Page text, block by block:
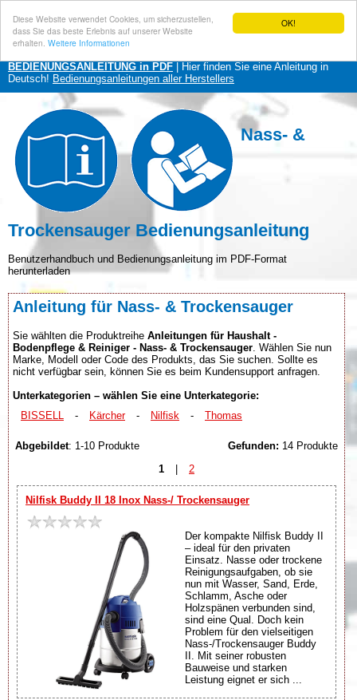
OK!
Diese Website verwendet Cookies, um sicherzustellen,
dass Sie das beste Erlebnis auf unserer Website
erhalten. Weitere Informationen
BEDIENUNGSANLEITUNG in PDF | Hier finden Sie eine Anleitung in
Deutsch! Bedienungsanleitungen aller Herstellers
Nass- &
Trockensauger Bedienungsanleitung
Benutzerhandbuch und Bedienungsanleitung im PDF-Format
herunterladen
Anleitung für Nass- & Trockensauger
Sie wählten die Produktreihe Anleitungen für Haushalt -
Bodenpflege & Reiniger - Nass- & Trockensauger . Wählen Sie nun
Marke, Modell oder Code des Produkts, das Sie suchen. Sollte es
nicht verfügbar sein, können Sie es beim Kundensupport anfragen.
Unterkategorien – wählen Sie eine Unterkategorie:
BISSELL
- Kärcher - Nilfisk - Thomas
Abgebildet: 1-10 Produkte Gefunden: 14 Produkte
1
| 2
Nilfisk Buddy II 18 Inox Nass-/ Trockensauger
Der kompakte Nilfisk Buddy II
– ideal für den privaten
Einsatz. Nasse oder trockene
Reinigungsaufgaben, ob sie
nun mit Wasser, Sand, Erde,
Schlamm, Asche oder
Holzspänen verbunden sind,
sind eine Qual. Doch kein
Problem für den vielseitigen
Nass-/Trockensauger Buddy
II. Mit seiner robusten
Bauweise und starken
Leistung eignet er sich ...